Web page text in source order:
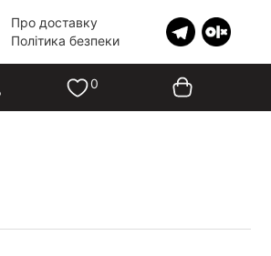
Про доставку
Політика безпеки
0